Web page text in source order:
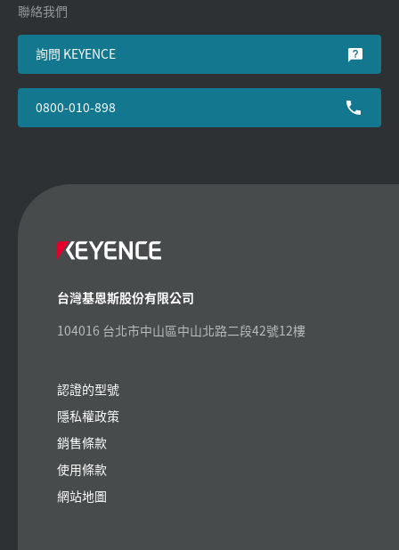
聯絡我們
詢問 KEYENCE
0800-010-898
台灣基恩斯股份有限公司
104016 台北市中山區中山北路二段42號12樓
認證的型號
隱私權政策
銷售條款
使用條款
網站地圖